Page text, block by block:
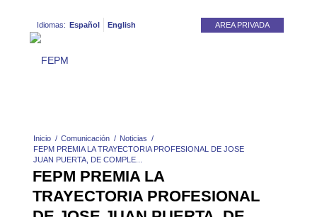
AREA PRIVADA
Idiomas: Español English
Inicio / Comunicación / Noticias
/
FEPM PREMIA LA TRAYECTORIA PROFESIONAL DE JOSE
JUAN PUERTA, DE COMPLE...
FEPM PREMIA LA
TRAYECTORIA PROFESIONAL